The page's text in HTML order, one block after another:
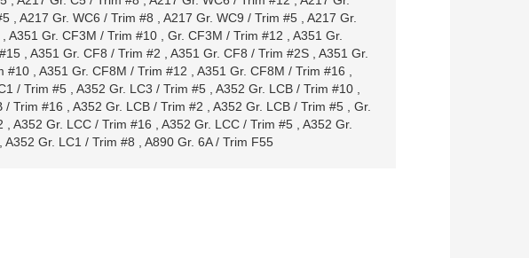
, A217 Gr. WC6 / Trim #8 A217 Gr. WC9 / Trim #5, A217 Gr.
A351 Gr. CF3M / Trim #10, Gr. CF3M / Trim #12
A351 Gr.
, A351 Gr. CF8 / Trim #2 A351 Gr. CF8 / Trim #2S, A351 Gr.
#10, A351 Gr. CF8M / Trim #12 A351 Gr. CF8M / Trim #16
/ Trim #5, A352 Gr. LC3 / Trim #5, A352 Gr. LCB / Trim #10,
/ Trim #16 A352 Gr. LCB / Trim #2 A352 Gr. LCB / Trim #5, Gr.
A352 Gr. LCC / Trim #16 A352 Gr. LCC / Trim #5, A352 Gr.
A352 Gr. LC1 / Trim #8 A890 Gr. 6A / Trim F55